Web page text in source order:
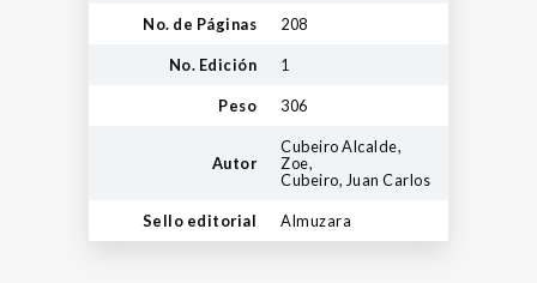
No. de Páginas 208
No. Edición 1
Peso 306
Autor
Cubeiro Alcalde,
Zoe,
Cubeiro, Juan Carlos
Sello editorial Almuzara